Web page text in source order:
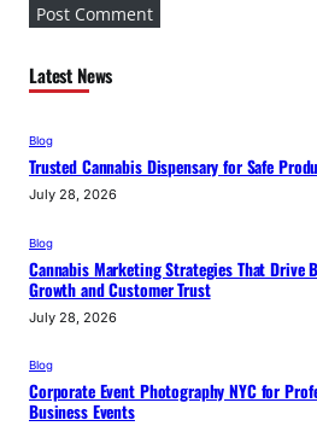
Latest News
Blog
Trusted Cannabis Dispensary for Safe
July 28, 2026
Blog
Cannabis Marketing Strategies That Drive
Growth and Customer Trust
July 28, 2026
Blog
Corporate Event Photography NYC for
Business Events